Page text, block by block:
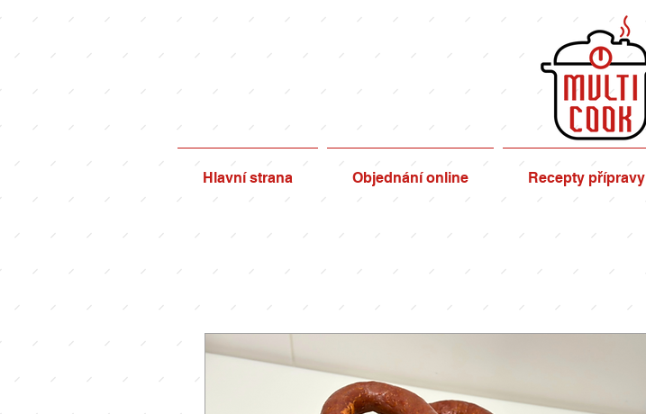
Hlavní strana Objednání online Recepty přípravy